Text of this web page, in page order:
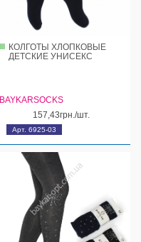
Арт. 6925-03
КОЛГОТЫ ХЛОПКОВЫЕ
ДЕТСКИЕ УНИСЕКС
BAYKARSOCKS
157,43грн./шт.